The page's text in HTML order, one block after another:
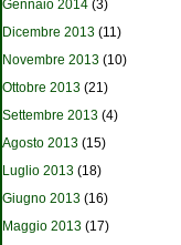
Gennaio 2014 (3)
Dicembre 2013 (11)
Novembre 2013 (10)
Ottobre 2013 (21)
Settembre 2013 (4)
Agosto 2013 (15)
Luglio 2013 (18)
Giugno 2013 (16)
Maggio 2013 (17)